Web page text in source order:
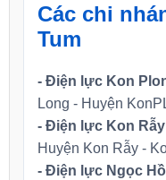
Các chi
Tum
- Điện lực Kon
Long - Huyện
- Điện lực Kon
Huyện Kon Rẫy -
- Điện lực Ngọc